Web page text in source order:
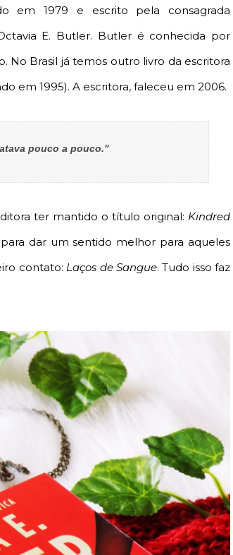
em 1979 e escrito pela consagrada
E. Butler. Butler é conhecida por
No Brasil já temos outro livro da escritora
em 1995). A escritora, faleceu em 2006.
pouco a pouco."
ter mantido o título original: Kindred
dar um sentido melhor para aqueles
contato: Laços de Sangue. Tudo isso faz